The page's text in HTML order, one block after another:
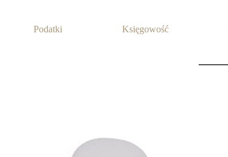
Podatki Księgowość